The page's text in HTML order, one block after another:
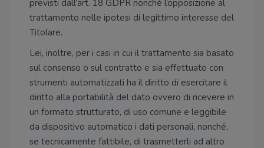
previsti dall’art. 18 GDPR nonché l’opposizione al
trattamento nelle ipotesi di legittimo interesse del
Titolare.
Lei, inoltre, per i casi in cui il trattamento sia basato
sul consenso o sul contratto e sia effettuato con
strumenti automatizzati ha il diritto di esercitare il
diritto alla portabilità del dato ovvero di ricevere in
un formato strutturato, di uso comune e leggibile
da dispositivo automatico i dati personali, nonché,
se tecnicamente fattibile, di trasmetterli ad altro